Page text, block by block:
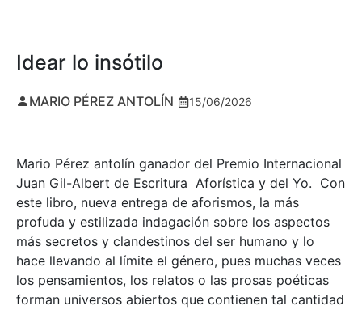
Idear lo insótilo
MARIO PÉREZ ANTOLÍN 15/06/2026
Mario Pérez antolín ganador del Premio Internacional
Juan Gil-Albert de Escritura Aforística y del Yo. Con
este libro, nueva entrega de aforismos, la más
profuda y estilizada indagación sobre los aspectos
más secretos y clandestinos del ser humano y lo
hace llevando al límite el género, pues muchas veces
los pensamientos, los relatos o las prosas poéticas
forman universos abiertos que contienen tal cantidad